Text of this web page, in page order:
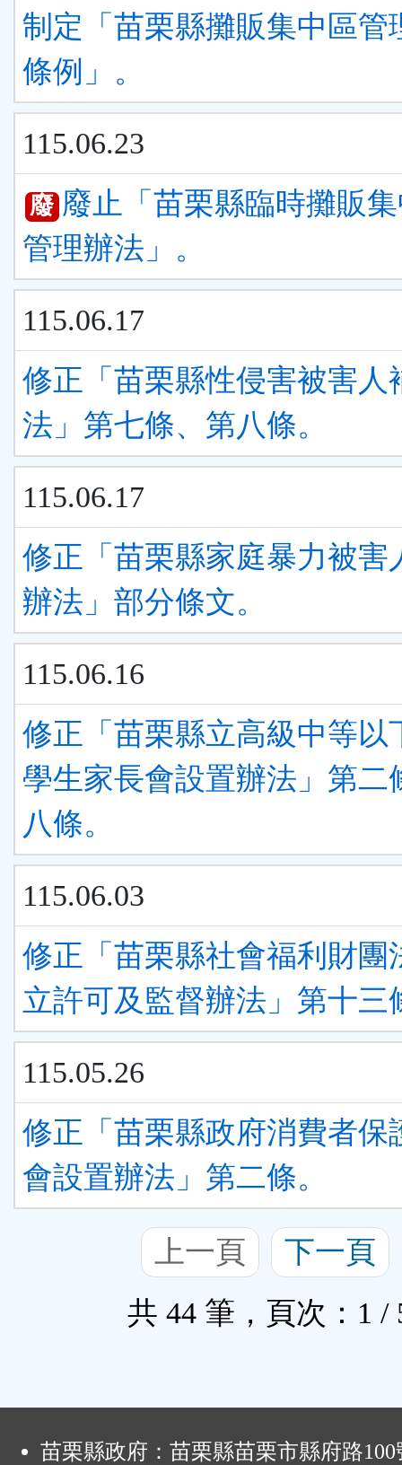
制定「苗栗縣攤販集中區管
條例」。
115.06.23
廢 廢止「苗栗縣臨時攤販
管理辦法」。
115.06.17
修正「苗栗縣性侵害被害人
法」第七條、第八條。
115.06.17
修正「苗栗縣家庭暴力被害
辦法」部分條文。
115.06.16
修正「苗栗縣立高級中等以
學生家長會設置辦法」第二
八條。
115.06.03
修正「苗栗縣社會福利財團
立許可及監督辦法」第十三
115.05.26
修正「苗栗縣政府消費者保
會設置辦法」第二條。
上一頁
下一頁
共 44 筆，頁次：1 /
苗栗縣政府：苗栗縣苗栗市縣府路100